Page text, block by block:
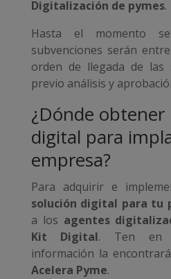
Digitalización de pymes.
Hasta el momento
subvenciones serán
orden de llegada de las
previo análisis y
¿Dónde obtener
digital para
empresa?
Para adquirir e
solución digital para tu
a los agentes
Kit Digital. Ten en
información la
Acelera Pyme.